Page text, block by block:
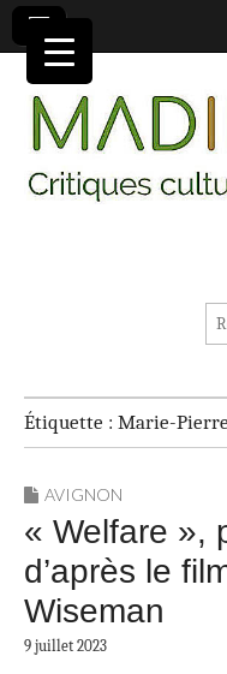
Étiquette : Marie-
AVIGNON
« Welfare »,
d’après le
Wiseman
9 juillet 2023